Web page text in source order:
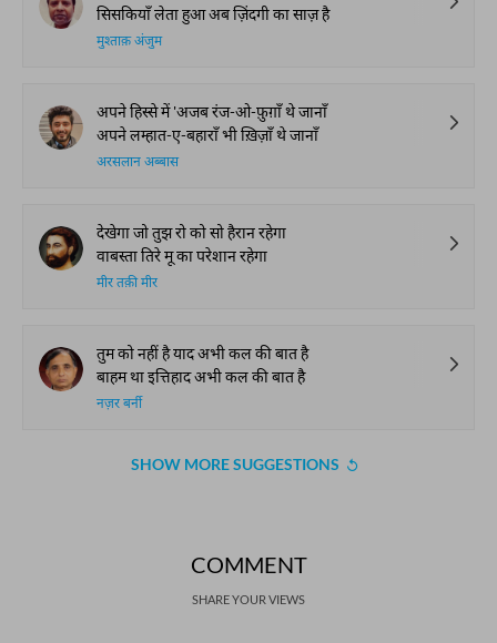
सिसकियाँ लेता हुआ अब ज़िंदगी का साज़ है
मुश्ताक़ अंजुम
अपने हिस्से में 'अजब रंज-ओ-फ़ुग़ाँ थे जानाँ
अपने लम्हात-ए-बहाराँ भी ख़िज़ाँ थे जानाँ
अरसलान अब्बास
देखेगा जो तुझ रो को सो हैरान रहेगा
वाबस्ता तिरे मू का परेशान रहेगा
मीर तक़ी मीर
तुम को नहीं है याद अभी कल की बात है
बाहम था इत्तिहाद अभी कल की बात है
नज़र बर्नी
SHOW MORE SUGGESTIONS
COMMENT
SHARE YOUR VIEWS